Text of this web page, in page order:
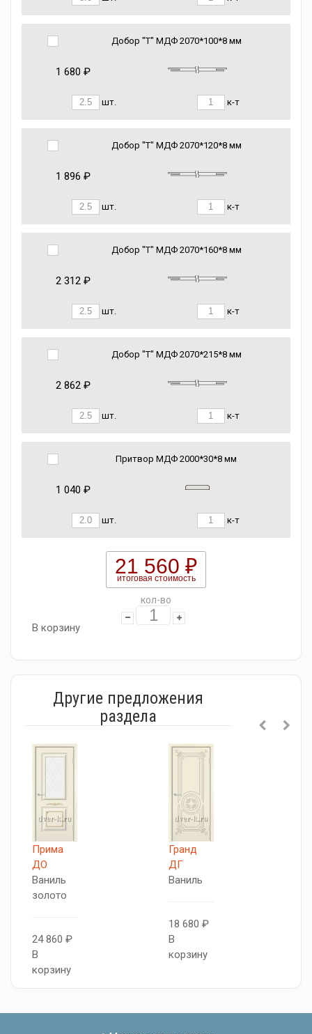
Добор "Т" МДФ 2070*100*8 мм
1 680 ₽
шт. к-т
Добор "Т" МДФ 2070*120*8 мм
1 896 ₽
шт. к-т
Добор "Т" МДФ 2070*160*8 мм
2 312 ₽
шт. к-т
Добор "Т" МДФ 2070*215*8 мм
2 862 ₽
шт. к-т
Притвор МДФ 2000*30*8 мм
1 040 ₽
шт. к-т
21 560 ₽
итоговая стоимость
кол-во
В корзину
Другие предложения
раздела
Прима
ДО
Ваниль
золото
24 860 ₽
В
корзину
Гранд
ДГ
Ваниль
18 680 ₽
В
корзину